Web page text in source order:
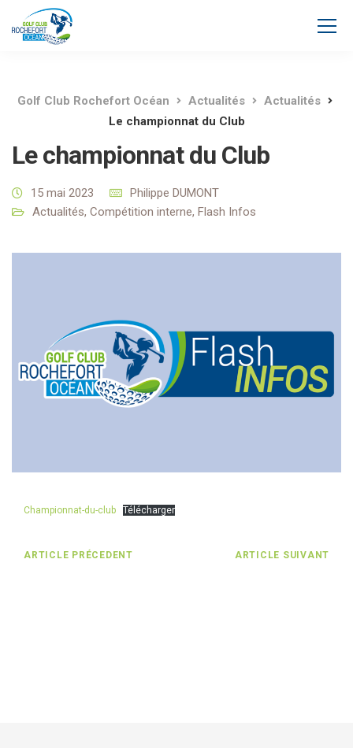
Golf Club Rochefort Océan Actualités
Actualités
Le championnat du Club
Le championnat du Club
15 mai 2023
Philippe DUMONT
Actualités, Compétition interne, Flash Infos
Championnat-du-club Télécharger
ARTICLE PRÉCEDENT ARTICLE SUIVANT